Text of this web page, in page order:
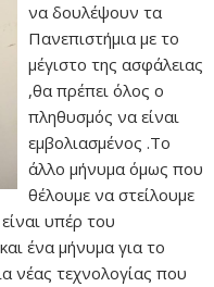
να δουλέψουν τα
Πανεπιστήμια με το
μέγιστο της ασφάλειας
,θα πρέπει όλος ο
πληθυσμός να είναι
εμβολιασμένος .Το
άλλο μήνυμα όμως που
θέλουμε να στείλουμε
υπέρ του
ένα μήνυμα για το
νέας τεχνολογίας που